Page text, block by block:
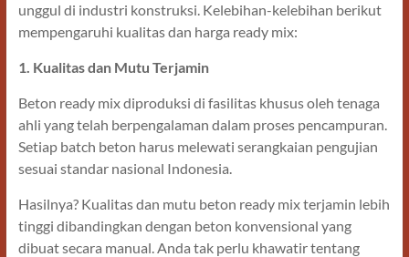
unggul di industri konstruksi. Kelebihan-kelebihan berikut
mempengaruhi kualitas dan harga ready mix:
1. Kualitas dan Mutu Terjamin
Beton ready mix diproduksi di fasilitas khusus oleh tenaga
ahli yang telah berpengalaman dalam proses pencampuran.
Setiap batch beton harus melewati serangkaian pengujian
sesuai standar nasional Indonesia.
Hasilnya? Kualitas dan mutu beton ready mix terjamin lebih
tinggi dibandingkan dengan beton konvensional yang
dibuat secara manual. Anda tak perlu khawatir tentang